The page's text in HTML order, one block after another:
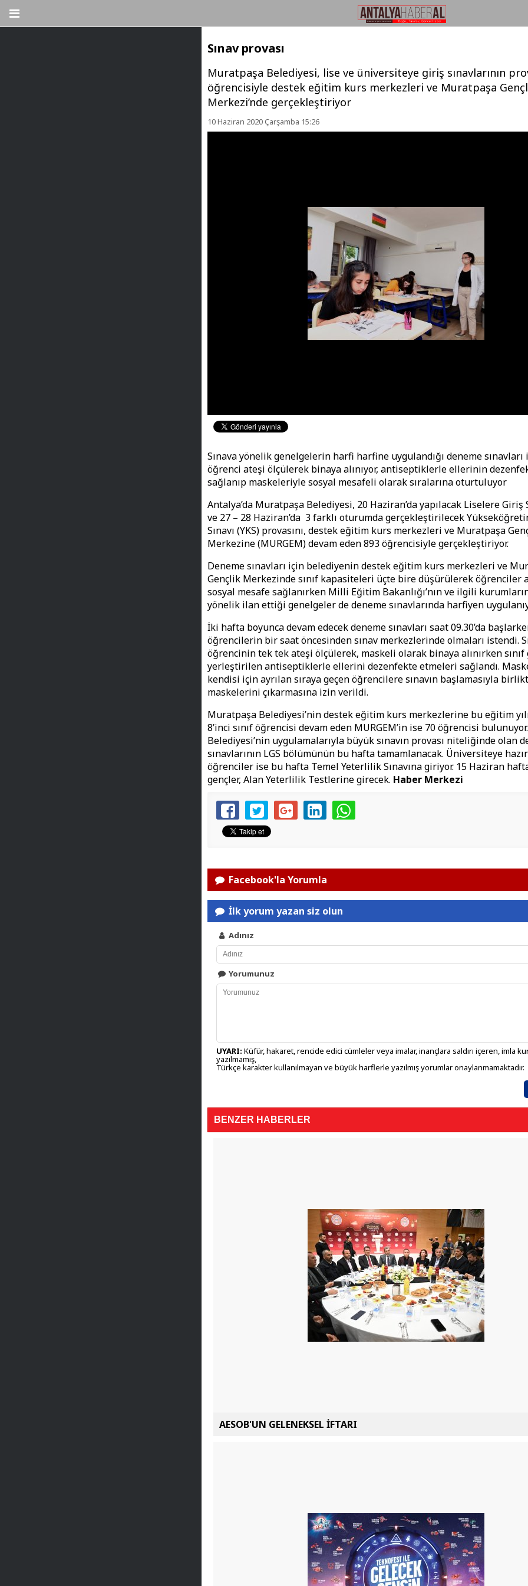
Sınav provası
Muratpaşa Belediyesi, lise ve üniversiteye giriş sınavlarının
öğrencisiyle destek eğitim kurs merkezleri ve Muratpaşa
Merkezi’nde gerçekleştiriyor
10 Haziran 2020 Çarşamba 15:26
Sınava yönelik genelgelerin harfi harfine uygulandığı deneme sınavları
öğrenci ateşi ölçülerek binaya alınıyor, antiseptiklerle ellerinin
sağlanıp maskeleriyle sosyal mesafeli olarak sıralarına oturtuluyor
Antalya’da Muratpaşa Belediyesi, 20 Haziran’da yapılacak Liselere Giriş
ve 27 – 28 Haziran’da 3 farklı oturumda gerçekleştirilecek
Sınavı (YKS) provasını, destek eğitim kurs merkezleri ve Muratpaşa
Merkezine (MURGEM) devam eden 893 öğrencisiyle gerçekleştiriyor.
Deneme sınavları için belediyenin destek eğitim kurs merkezleri ve
Gençlik Merkezinde sınıf kapasiteleri üçte bire düşürülerek öğrenciler
sosyal mesafe sağlanırken Milli Eğitim Bakanlığı’nın ve ilgili
yönelik ilan ettiği genelgeler de deneme sınavlarında harfiyen
İki hafta boyunca devam edecek deneme sınavları saat 09.30’da
öğrencilerin bir saat öncesinden sınav merkezlerinde olmaları istendi.
öğrencinin tek tek ateşi ölçülerek, maskeli olarak binaya alınırken
yerleştirilen antiseptiklerle ellerini dezenfekte etmeleri sağlandı.
kendisi için ayrılan sıraya geçen öğrencilere sınavın başlamasıyla
maskelerini çıkarmasına izin verildi.
Muratpaşa Belediyesi’nin destek eğitim kurs merkezlerine bu eğitim
8’inci sınıf öğrencisi devam eden MURGEM’in ise 70 öğrencisi
Belediyesi’nin uygulamalarıyla büyük sınavın provası niteliğinde olan
sınavlarının LGS bölümünün bu hafta tamamlanacak. Üniversiteye
öğrenciler ise bu hafta Temel Yeterlilik Sınavına giriyor. 15 Haziran
gençler, Alan Yeterlilik Testlerine girecek. Haber Merkezi
Facebook'la Yorumla
İlk yorum yazan siz olun
Adınız
Yorumunuz
UYARI: Küfür, hakaret, rencide edici cümleler veya imalar, inançlara saldırı içeren, imla
yazılmamış,
Türkçe karakter kullanılmayan ve büyük harflerle yazılmış yorumlar onaylanmamaktadır.
BENZER HABERLER
AESOB'UN GELENEKSEL İFTARI